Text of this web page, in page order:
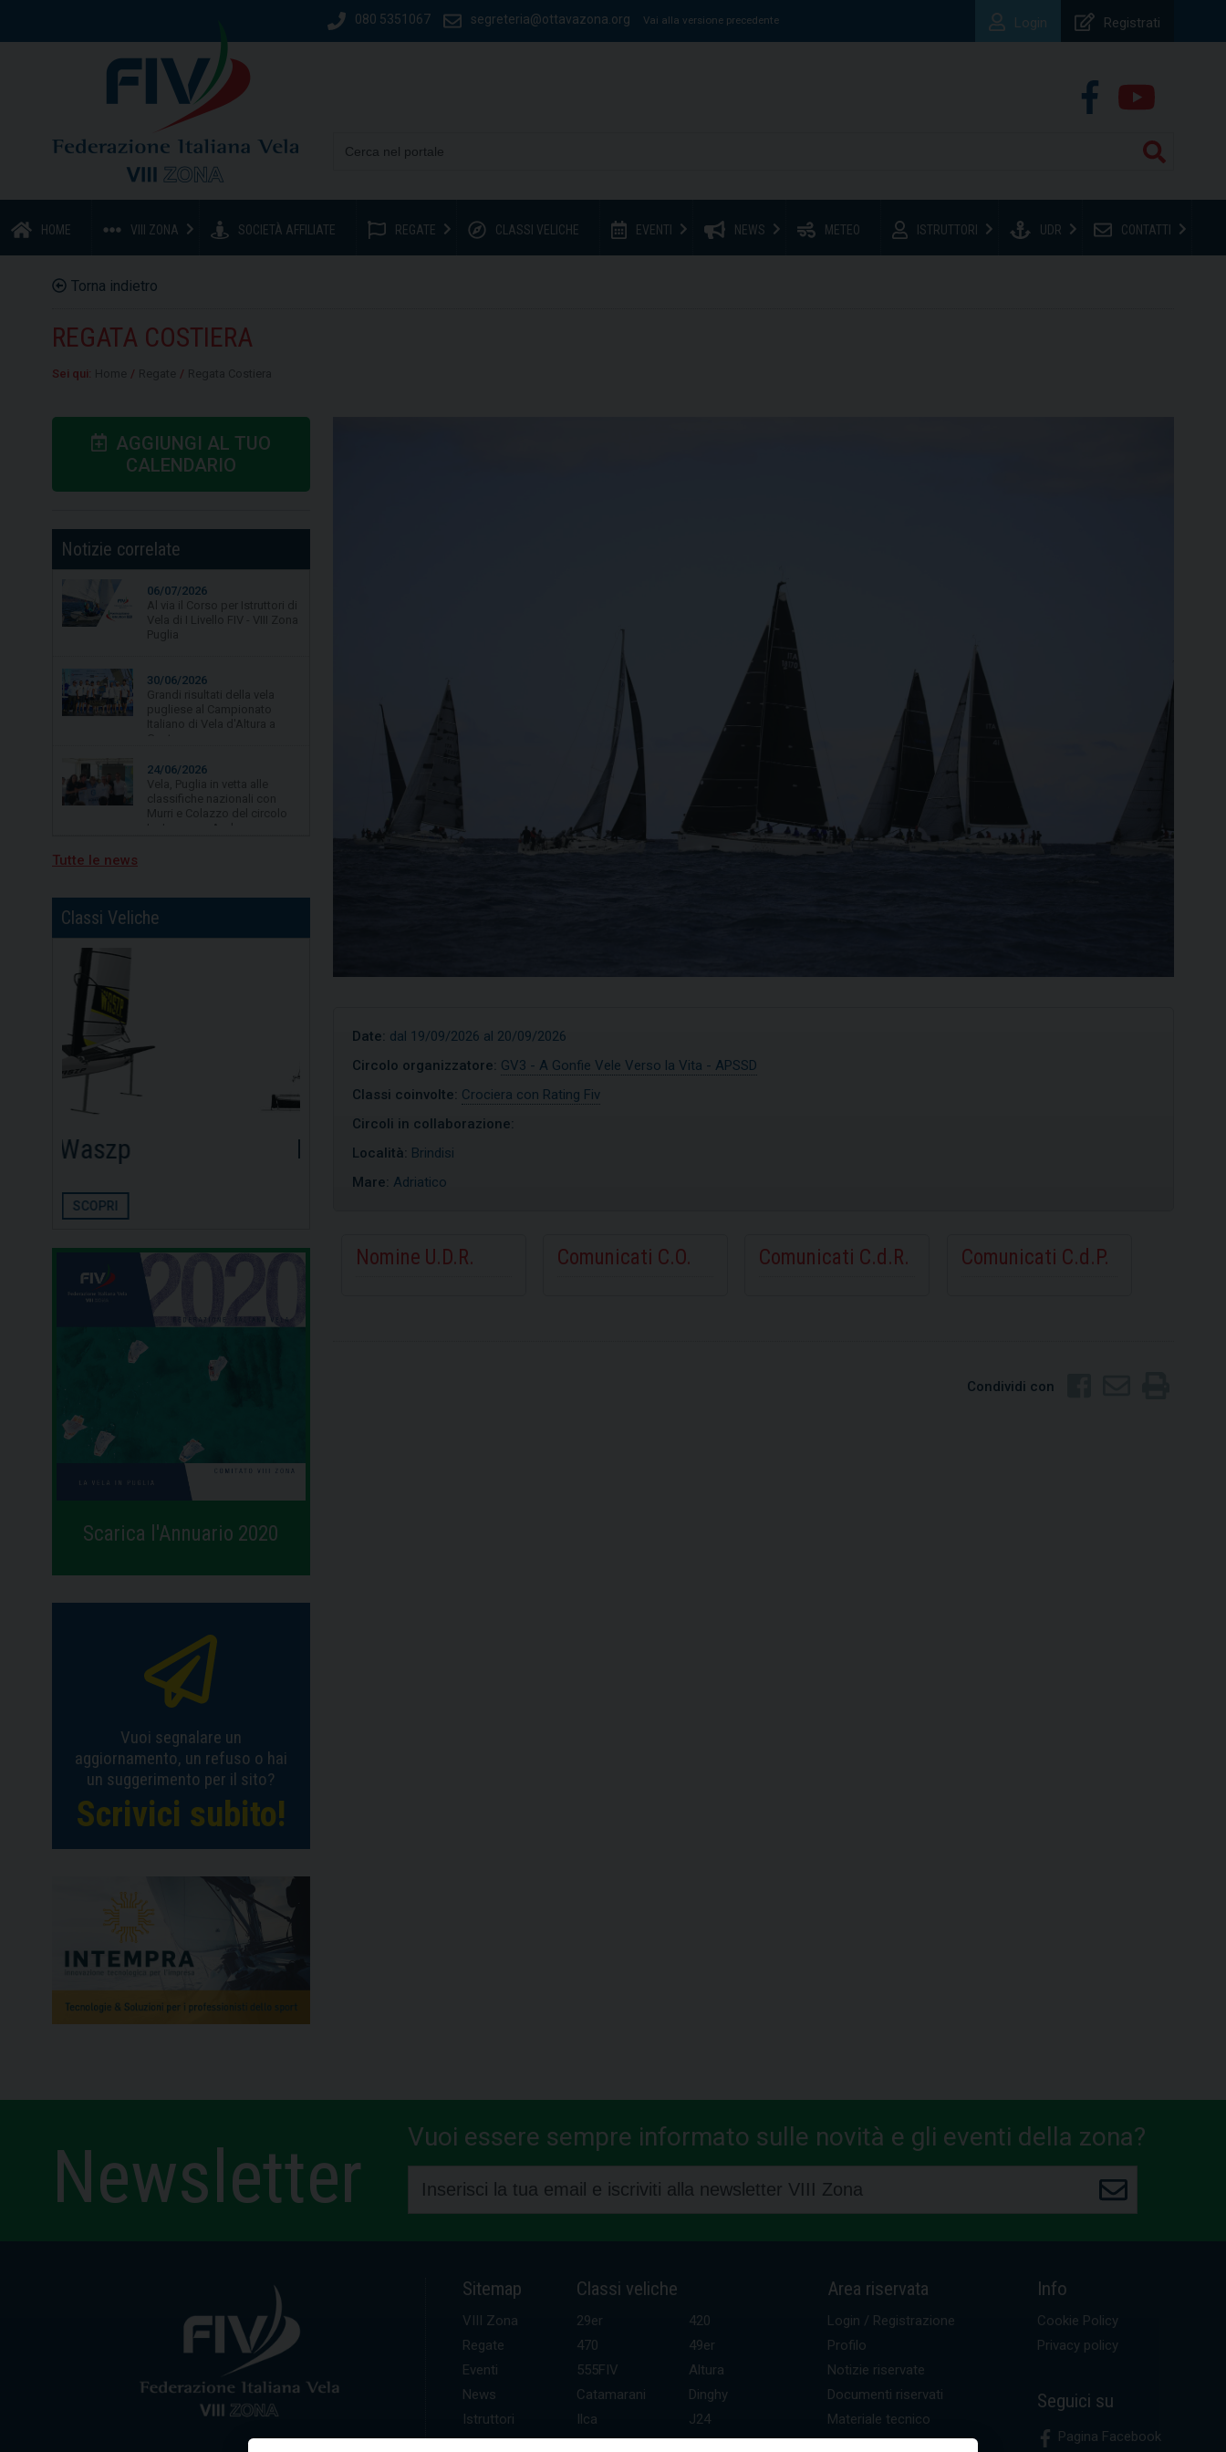
080 5351067 segreteria@ottavazona.org Vai alla versione precedente Registrati
Login
HOME VIII ZONA SOCIETÀ AFFILIATE REGATE CLASSI VELICHE EVENTI NEWS METEO ISTRUTTORI UDR CONTATTI
Torna indietro
REGATA COSTIERA
Sei qui: / /
AGGIUNGI AL TUO
CALENDARIO
Notizie correlate
06/07/2026
regata Brindisi-Valona
Tutte le news
Classi Veliche
Optimist
Scarica l'Annuario 2020
Vuoi segnalare un
aggiornamento, un refuso o hai
un suggerimento per il sito?
Scrivici subito!
Date: dal 19/09/2026 al 20/09/2026
Circolo organizzatore: GV3 - A Gonfie Vele Verso la Vita - APSSD
Classi coinvolte: Crociera con Rating Fiv
Circoli in collaborazione:
Località: Brindisi
Mare: Adriatico
Nomine U.D.R. Comunicati C.O. Comunicati C.d.R. Comunicati C.d.P.
Condividi con
Newsletter Vuoi essere sempre informato sulle novità e gli eventi della zona?
Sitemap
VIII Zona
Regate
Eventi
News
Istruttori
UDR
Classi veliche
29er
420
470
49er
555FIV
Altura
Catamarani
Dinghy
Ilca
J24
Kitefoil
Mini altura
Area riservata
Login / Registrazione
Profilo
Notizie riservate
Documenti riservati
Materiale tecnico
Info
Cookie Policy
Privacy policy
Seguici su
Pagina Facebook